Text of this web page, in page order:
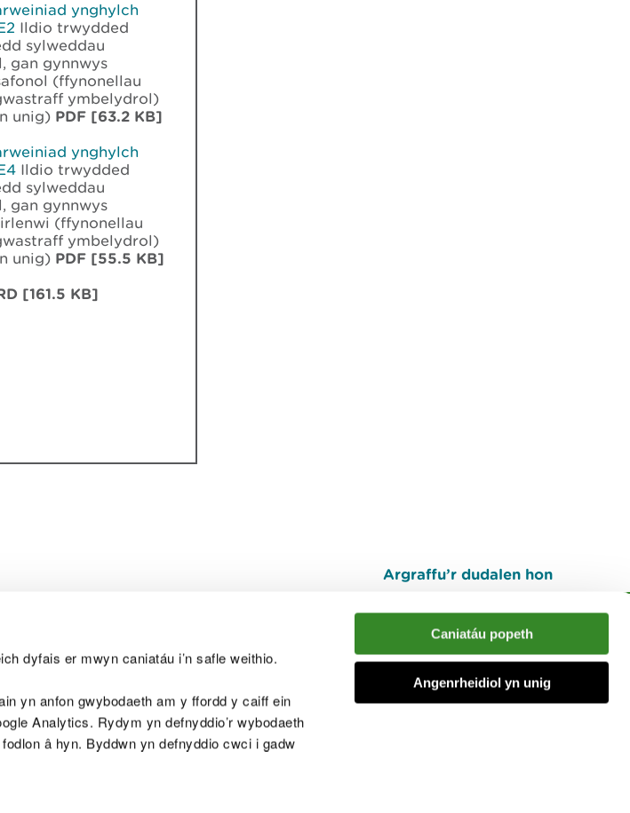
dyfais er mwyn caniatáu i’n safle weithio.
yn anfon gwybodaeth am y ffordd y caiff ein
Analytics. Rydym yn defnyddio’r wybodaeth
â hyn. Byddwn yn defnyddio cwci i gadw
Caniatáu popeth
Angenrheidiol yn unig
ynghylch
Ildio trwydded
sylweddau
gan gynnwys
(ffynonellau
ymbelydrol)
unig) PDF [63.2 KB]
ynghylch
Ildio trwydded
sylweddau
gan gynnwys
(ffynonellau
ymbelydrol)
unig) PDF [55.5 KB]
[161.5 KB]
Argraffu’r dudalen hon
I fyny